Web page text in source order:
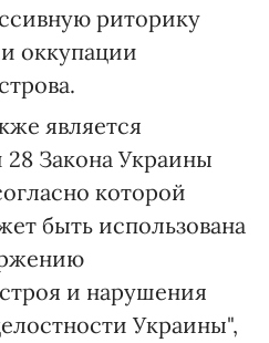
риторику
оккупации
является
Закона Украины
которой
быть использована
и нарушения
Украины",